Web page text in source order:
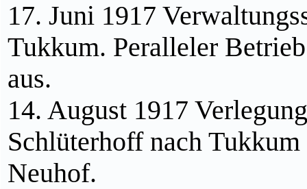
17. Juni 1917
Tukkum. Peralleler
aus.
14. August 1917
Schlüterhoff nach
Neuhof.